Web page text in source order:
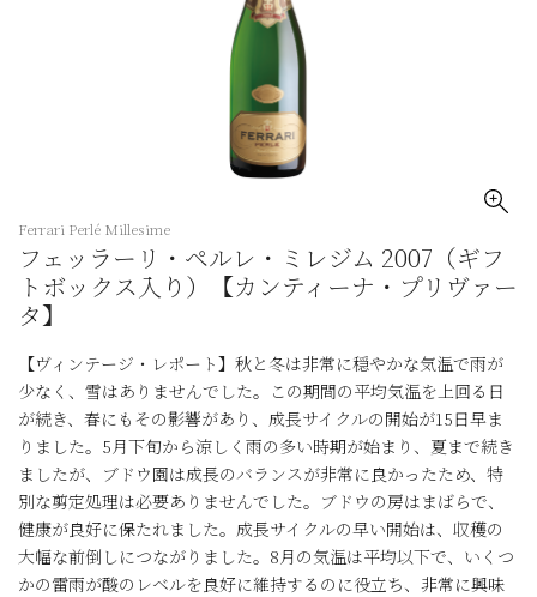
Ferrari Perlé Millesime
フェッラーリ・ペルレ・ミレジム 2007（ギフ
トボックス入り）【カンティーナ・プリヴァー
タ】
【ヴィンテージ・レポート】秋と冬は非常に穏やかな気温で雨が
少なく、雪はありませんでした。この期間の平均気温を上回る日
が続き、春にもその影響があり、成長サイクルの開始が15日早ま
りました。5月下旬から涼しく雨の多い時期が始まり、夏まで続き
ましたが、ブドウ園は成長のバランスが非常に良かったため、特
別な剪定処理は必要ありませんでした。ブドウの房はまばらで、
健康が良好に保たれました。成長サイクルの早い開始は、収穫の
大幅な前倒しにつながりました。8月の気温は平均以下で、いくつ
かの雷雨が酸のレベルを良好に維持するのに役立ち、非常に興味